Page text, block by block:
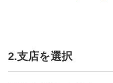
2.支店を選択